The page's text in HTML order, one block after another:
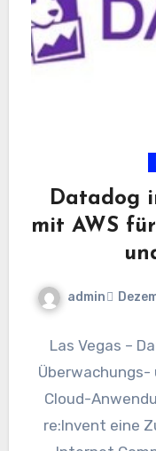
Datadog
mit AWS
admin
Las Vegas –
Cloud-
re:Invent eine